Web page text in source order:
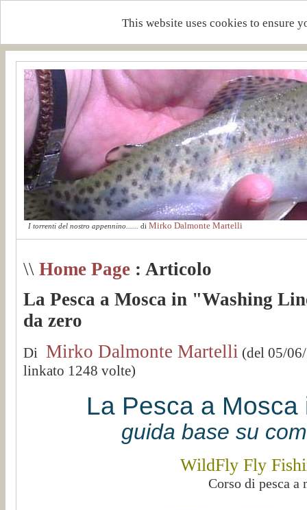
This website uses cookies to ensure
I torrenti del nostro appennino...... di Mirko Dalmonte Martelli
\\ Home Page : Articolo
La Pesca a Mosca in "Washing
da zero
Di Mirko Dalmonte Martelli (del 05/
linkato 1248 volte)
La Pesca a
guida base su
WildFly Fly
Corso di pesca a